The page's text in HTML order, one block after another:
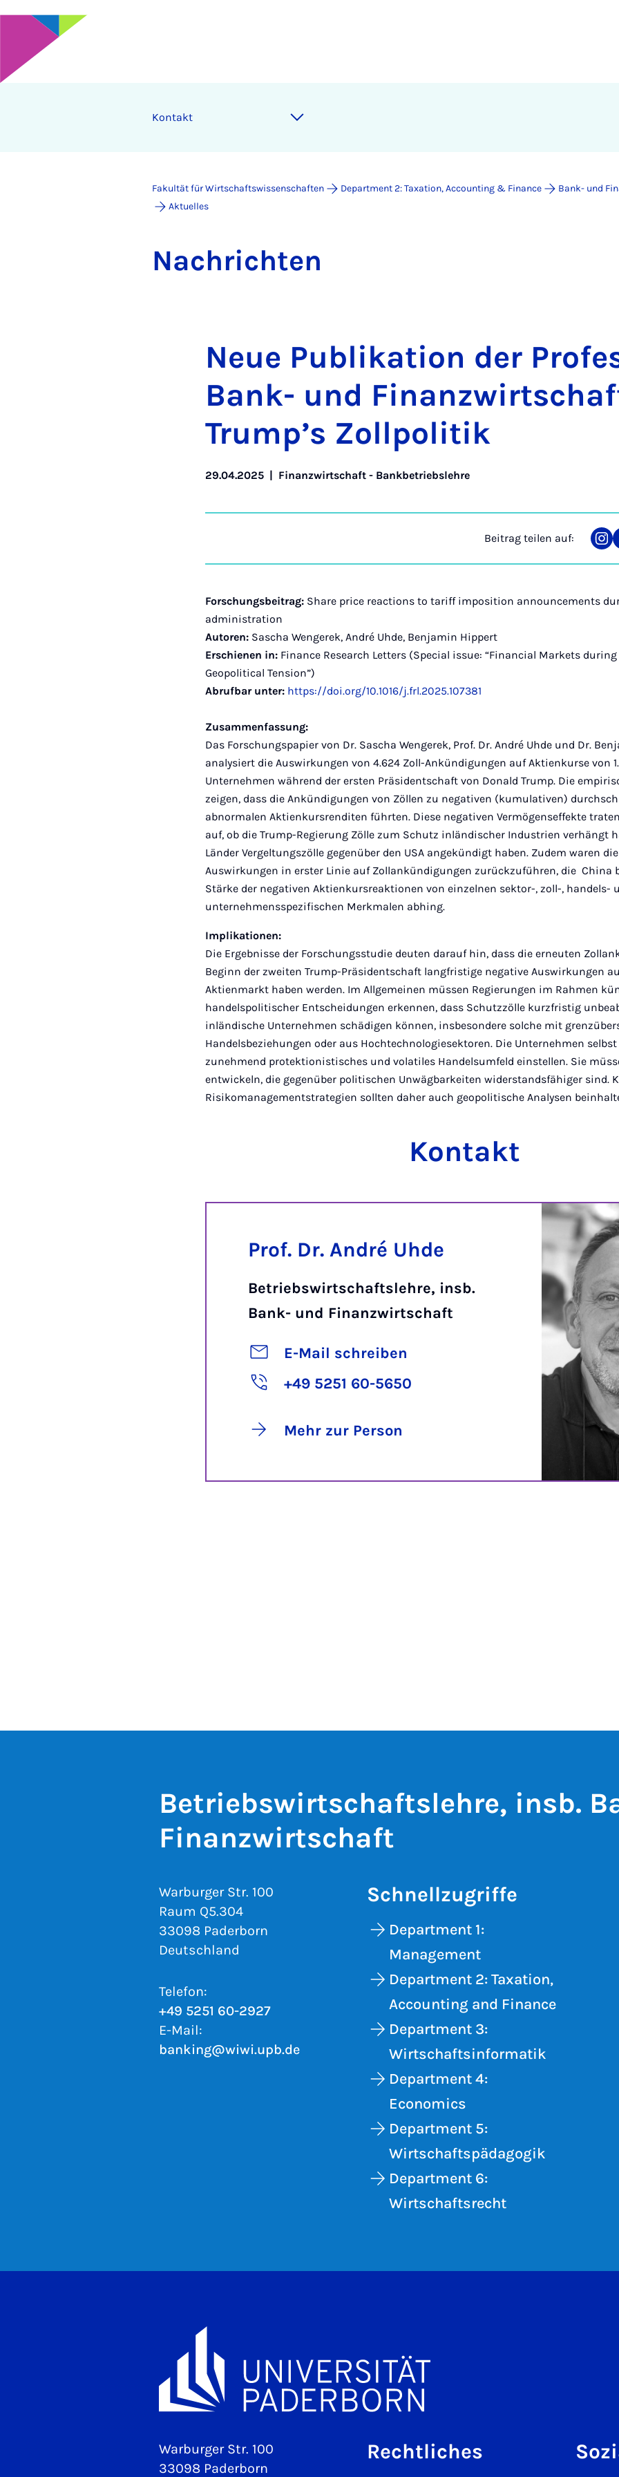
Kontakt
Fakultät für Wirtschaftswissenschaften Department 2: Taxation, Accounting & Finance
Bank- und
Aktuelles
Nach­rich­ten
Neue Pu­bli­ka­ti­on der
Bank- und
Trump’s Zoll­po­li­tik
29.04.2025 | Finanzwirtschaft - Bankbetriebslehre
Beitrag teilen auf:
auf
Forschungsbeitrag: Share price reactions to tariff imposition announcements
administration
Autoren: Sascha Wengerek, André Uhde, Benjamin Hippert
Erschienen in: Finance Research Letters (Special issue: “Financial Markets
Geopolitical Tension”)
Abrufbar unter: https://doi.org/10.1016/j.frl.2025.107381
Zusammenfassung:
Das Forschungspapier von Dr. Sascha Wengerek, Prof. Dr. André Uhde und Dr.
analysiert die Auswirkungen von 4.624 Zoll-Ankündigungen auf Aktienkurse von
Unternehmen während der ersten Präsidentschaft von Donald Trump. Die
zeigen, dass die Ankündigungen von Zöllen zu negativen (kumulativen)
abnormalen Aktienkursrenditen führten. Diese negativen Vermögenseffekte
auf, ob die Trump-Regierung Zölle zum Schutz inländischer Industrien verhängt
Länder Vergeltungszölle gegenüber den USA angekündigt haben. Zudem waren
Auswirkungen in erster Linie auf Zollankündigungen zurückzuführen, die China
Stärke der negativen Aktienkursreaktionen von einzelnen sektor-, zoll-, handels-
unternehmensspezifischen Merkmalen abhing.
Implikationen:
Die Ergebnisse der Forschungsstudie deuten darauf hin, dass die erneuten
Beginn der zweiten Trump-Präsidentschaft langfristige negative Auswirkungen
Aktienmarkt haben werden. Im Allgemeinen müssen Regierungen im Rahmen
handelspolitischer Entscheidungen erkennen, dass Schutzzölle kurzfristig
inländische Unternehmen schädigen können, insbesondere solche mit
Handelsbeziehungen oder aus Hochtechnologiesektoren. Die Unternehmen
zunehmend protektionistisches und volatiles Handelsumfeld einstellen. Sie
entwickeln, die gegenüber politischen Unwägbarkeiten widerstandsfähiger sind.
Risikomanagementstrategien sollten daher auch geopolitische Analysen
Kontakt
Prof. Dr. André Uhde
Betriebswirtschaftslehre, insb.
Bank- und Finanzwirtschaft
E-Mail schreiben
+49 5251 60-5650
Mehr zur Person
Betriebswirtschaftslehre, insb.
Finanzwirtschaft
Warburger Str. 100
Raum Q5.304
33098 Paderborn
Deutschland
Telefon:
+49 5251 60-2927
E-Mail:
banking@wiwi.upb.de
Schnellzugriffe
Department 1:
Management
Department 2: Taxation,
Accounting and Finance
Department 3:
Wirtschaftsinformatik
Department 4:
Economics
Department 5:
Wirtschaftspädagogik
Department 6:
Wirtschaftsrecht
Warburger Str. 100
33098 Paderborn
Rechtliches